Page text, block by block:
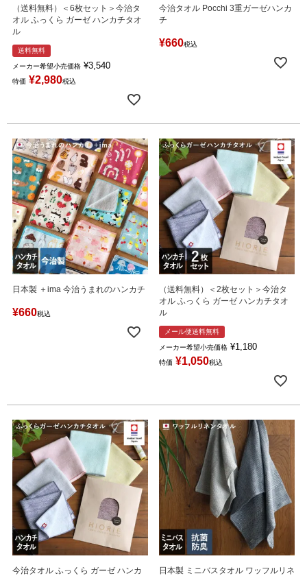
（送料無料）＜6枚セット＞今治タ
オル ふっくら ガーゼ ハンカチタオ
ル
送料無料
メーカー希望小売価格 ¥3,540
特価 ¥2,980税込
今治タオル Pocchi 3重ガーゼハンカ
チ
¥660税込
日本製 ＋ima 今治うまれのハンカチ
¥660税込
（送料無料）＜2枚セット＞今治タ
オル ふっくら ガーゼ ハンカチタオ
ル
メール便送料無料
メーカー希望小売価格 ¥1,180
特価 ¥1,050税込
今治タオル ふっくら ガーゼ ハンカ
日本製 ミニバスタオル ワッフルリネ